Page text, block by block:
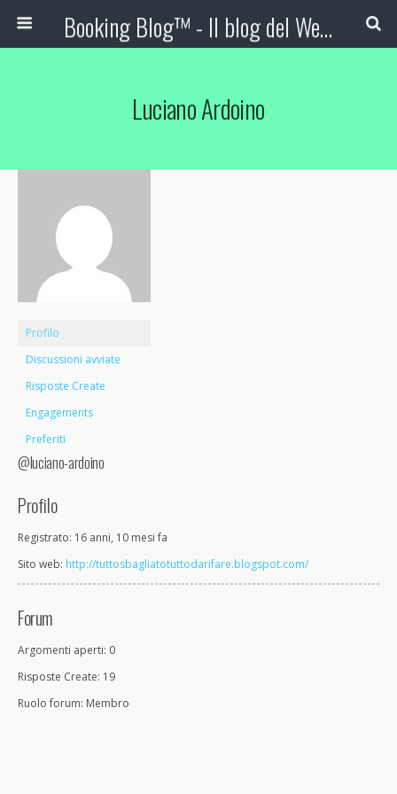
Booking Blog™ - Il blog del Web Marketing Turistico
Luciano Ardoino
Profilo
Discussioni avviate
Risposte Create
Engagements
Preferiti
@luciano-ardoino
Profilo
Registrato: 16 anni, 10 mesi fa
Sito web: http://tuttosbagliatotuttodarifare.blogspot.com/
Forum
Argomenti aperti: 0
Risposte Create: 19
Ruolo forum: Membro